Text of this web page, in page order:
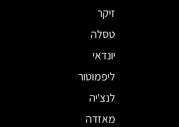
זיקר
טסלה
יונדאי
ליפמוטור
לנצ'יה
מאזדה